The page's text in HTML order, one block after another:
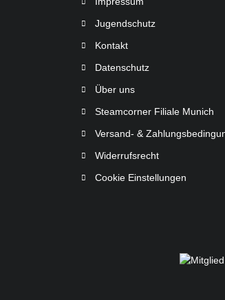
Jugendschutz
Kontakt
Datenschutz
Über uns
Steamcorner Filiale Munich
Versand- &
Widerrufsrecht
Cookie Einstellungen